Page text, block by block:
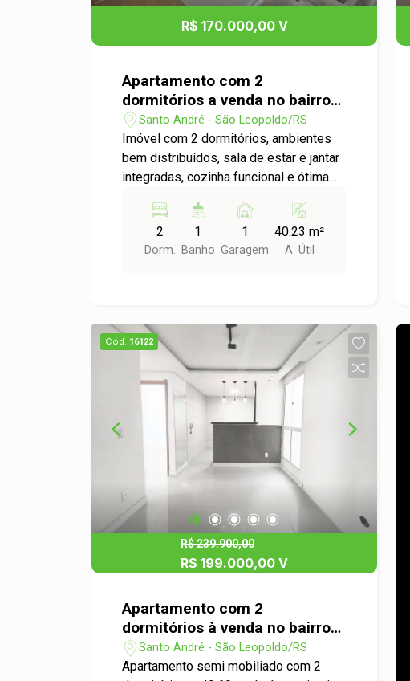
R$ 170.000,00 V
Apartamento com 2
dormitórios a venda no bairro
Santo André
Santo André - São Leopoldo/RS
Imóvel com 2 dormitórios, ambientes
bem distribuídos, sala de estar e jantar
integradas, cozinha funcional e ótima
planejados que trazem praticidade e
aproveitamento dos espaços.
2
Dorm.
1
Banho
1
Garagem
40.23 m²
A. Útil
Cód. 16122
R$ 239.900,00
R$ 199.000,00 V
Apartamento com 2
dormitórios à venda no bairro
Santo André em São Leopoldo
Santo André - São Leopoldo/RS
Apartamento semi mobiliado com 2